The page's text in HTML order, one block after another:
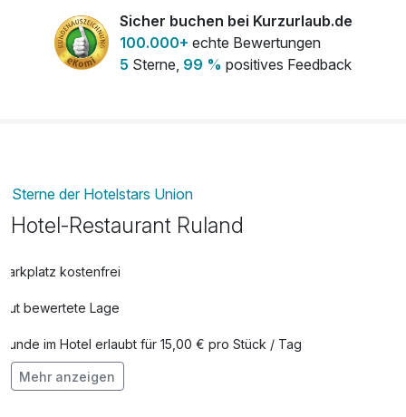
Sicher buchen bei Kurzurlaub.de
100.000+ echte Bewertungen
5 Sterne, 99 % positives Feedback
Sterne der Hotelstars Union
Hotel-Restaurant Ruland
Parkplatz kostenfrei
Gut bewertete Lage
Hunde im Hotel erlaubt für 15,00 € pro Stück / Tag
Auch vegetarische Speisen
Mehr anzeigen